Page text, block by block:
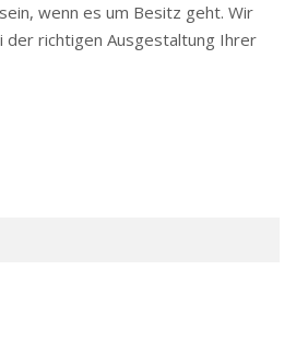
wenn es um Besitz geht. Wir
der richtigen Ausgestaltung Ihrer